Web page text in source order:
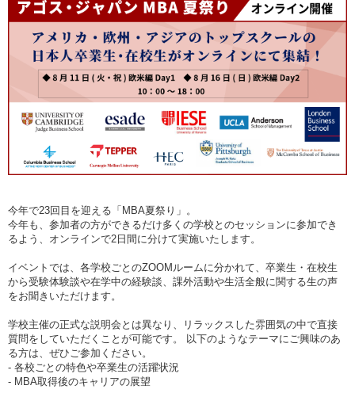
今年で23回目を迎える「MBA夏祭り」。
今年も、参加者の方ができるだけ多くの学校とのセッションに参加でき
るよう、オンラインで2日間に分けて実施いたします。
イベントでは、各学校ごとのZOOMルームに分かれて、卒業生・在校生
から受験体験談や在学中の経験談、課外活動や生活全般に関する生の声
をお聞きいただけます。
学校主催の正式な説明会とは異なり、リラックスした雰囲気の中で直接
質問をしていただくことが可能です。 以下のようなテーマにご興味のあ
る方は、ぜひご参加ください。
- 各校ごとの特色や卒業生の活躍状況
- MBA取得後のキャリアの展望